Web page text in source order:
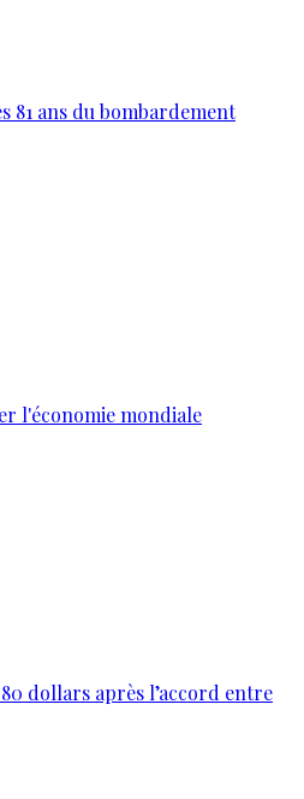
81 ans du bombardement
l'économie mondiale
dollars après l’accord entre